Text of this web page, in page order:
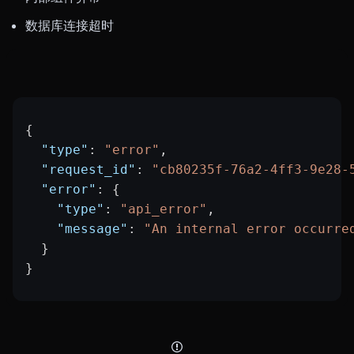
数据库连接超时
{
  "type"
: "error" ,
  "request_id"
:
"cb80235f-76a2-4ff3-9e28-
  "error"
: {
    "type"
: "api_error" ,
    "message"
:
"An internal error
  }
}